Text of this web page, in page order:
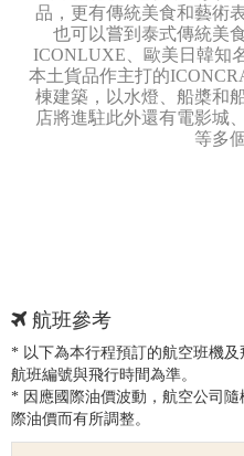
品，更有傳統美食和藝術
也可以嘗到泰式傳統美
ICONLUXE、歐美日韓知
本土貨品作主打的
棟建築，以水燈、船槳和
店將進駐此外還有電影城
等多
航班參考
* 以下為本行程預訂的航空班機
航班編號與飛行時間為準。
* 因應國際油價波動，航空公司
際油價而有所調整。